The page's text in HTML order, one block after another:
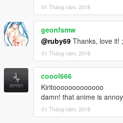
01 Tháng năm, 2018
geonfsmw
@ruby69 Thanks, love it!
01 Tháng năm, 2018
coool666
Kiritooooooooooooo
damn! that anime is
01 Tháng năm, 2018